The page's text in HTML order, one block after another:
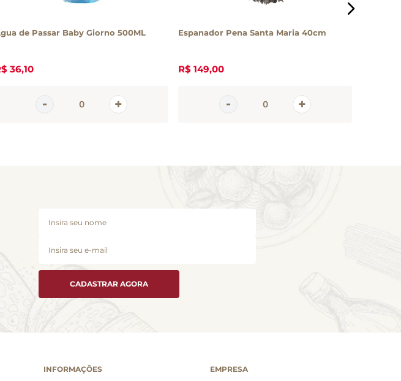
de Passar Baby Giorno 500ML
36,10
Espanador Pena Santa Maria 40cm
R$ 149,00
CADASTRAR AGORA
INFORMAÇÕES EMPRESA